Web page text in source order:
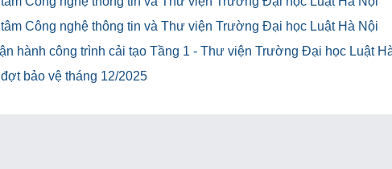
Công nghệ thông tin và Thư viện Trường Đại học Luật Hà Nội
hành công trình cải tạo Tầng 1 - Thư viện Trường Đại học Luật
bảo vệ tháng 12/2025